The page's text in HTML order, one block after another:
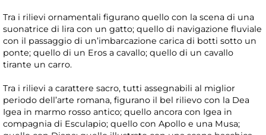
Tra i rilievi ornamentali figurano quello con la scena di una
suonatrice di lira con un gatto; quello di navigazione fluviale
con il passaggio di un’imbarcazione carica di botti sotto un
ponte; quello di un Eros a cavallo; quello di un cavallo
tirante un carro.
Tra i rilievi a carattere sacro, tutti assegnabili al miglior
periodo dell’arte romana, figurano il bel rilievo con la Dea
Igea in marmo rosso antico; quello ancora con Igea in
compagnia di Esculapio; quello con Apollo e una Musa;